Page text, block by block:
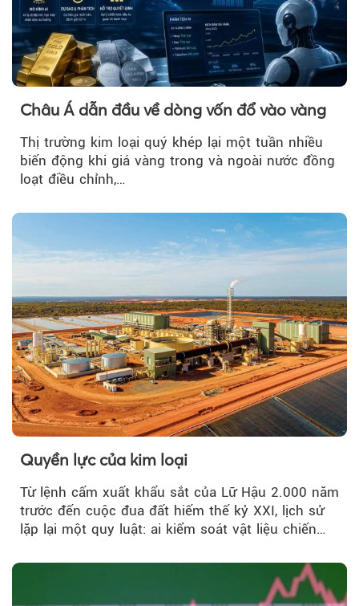
Châu Á dẫn đầu về dòng vốn đổ vào vàng
Thị trường kim loại quý khép lại một tuần nhiều
biến động khi giá vàng trong và ngoài nước đồng
loạt điều chỉnh,…
Quyền lực của kim loại
Từ lệnh cấm xuất khẩu sắt của Lữ Hậu 2.000 năm
trước đến cuộc đua đất hiếm thế kỷ XXI, lịch sử
lặp lại một quy luật: ai kiểm soát vật liệu chiến